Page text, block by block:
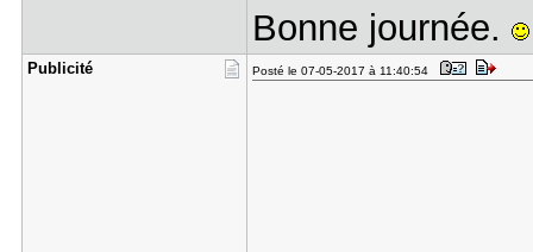
Bonne journée.
Publicité Posté le 07-05-2017 à 11:40:54